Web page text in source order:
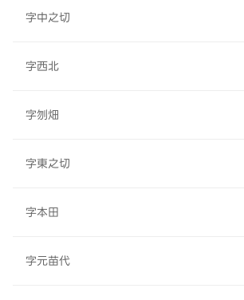
字中之切
字西北
字刎畑
字東之切
字本田
字元苗代